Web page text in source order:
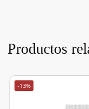
Productos
-13%